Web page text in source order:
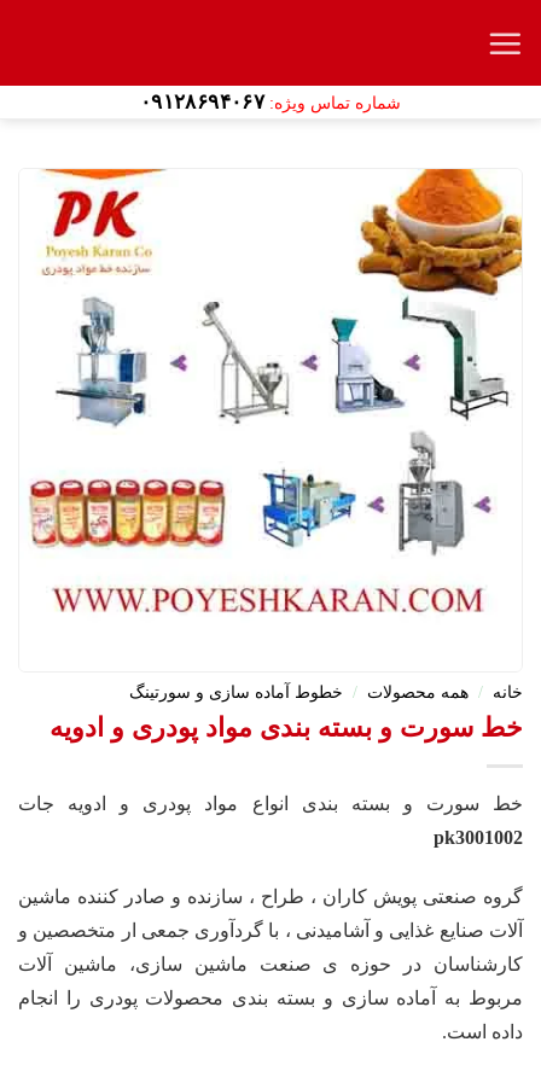
شماره تماس ویژه: ۰۹۱۲۸۶۹۴۰۶۷
خانه / همه محصولات / خطوط آماده سازی و سورتینگ
خط سورت و بسته بندی مواد پودری و ادویه
خط سورت و بسته بندی انواع مواد پودری و ادویه جات
pk3001002
گروه صنعتی پویش کاران ، طراح ، سازنده و صادر کننده ماشین
آلات صنایع غذایی و آشامیدنی ، با گردآوری جمعی ار متخصصین و
کارشناسان در حوزه ی صنعت ماشین سازی، ماشین آلات
مربوط به آماده سازی و بسته بندی محصولات پودری را انجام
داده است.